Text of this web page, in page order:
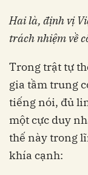
Hai là, định vị
trách nhiệm về
Trong trật tự
gia tầm trung
tiếng nói, đủ
một cực duy
thế này trong
khía cạnh: